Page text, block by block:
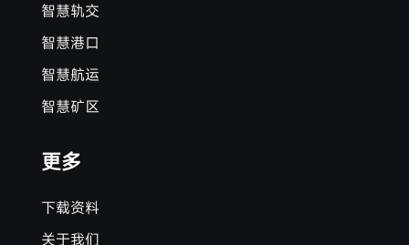
智慧轨交
智慧港口
智慧航运
智慧矿区
更多
下载资料
关于我们